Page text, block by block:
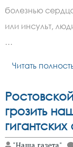
болезнью
или инсульт,
…
Читать
грозить
гигантских
"Наша газета"